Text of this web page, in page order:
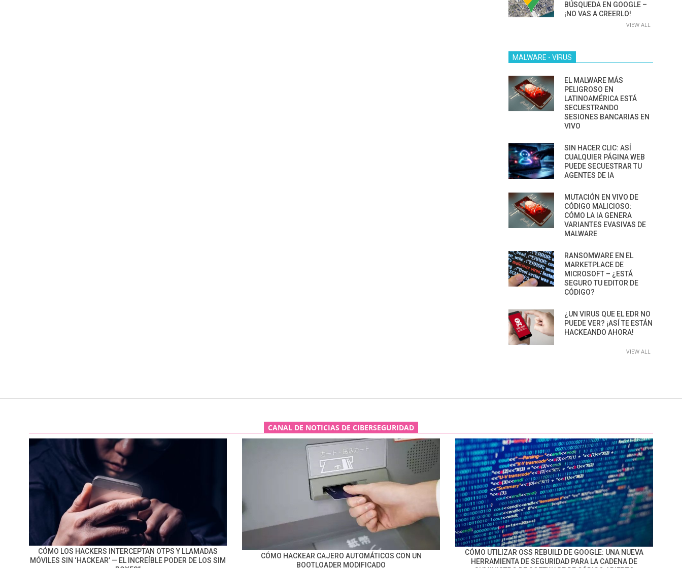
BÚSQUEDA EN GOOGLE –
¡NO VAS A CREERLO!
VIEW ALL
MALWARE - VIRUS
EL MALWARE MÁS
PELIGROSO EN
LATINOAMÉRICA ESTÁ
SECUESTRANDO
SESIONES BANCARIAS EN
VIVO
SIN HACER CLIC: ASÍ
CUALQUIER PÁGINA WEB
PUEDE SECUESTRAR TU
AGENTES DE IA
MUTACIÓN EN VIVO DE
CÓDIGO MALICIOSO:
CÓMO LA IA GENERA
VARIANTES EVASIVAS DE
MALWARE
RANSOMWARE EN EL
MARKETPLACE DE
MICROSOFT – ¿ESTÁ
SEGURO TU EDITOR DE
CÓDIGO?
¿UN VIRUS QUE EL EDR NO
PUEDE VER? ¡ASÍ TE ESTÁN
HACKEANDO AHORA!
VIEW ALL
CANAL DE NOTICIAS DE CIBERSEGURIDAD
CÓMO LOS HACKERS INTERCEPTAN OTPS Y LLAMADAS
MÓVILES SIN ‘HACKEAR’ — EL INCREÍBLE PODER DE LOS SIM
CÓMO HACKEAR CAJERO AUTOMÁTICOS CON UN
BOOTLOADER MODIFICADO
CÓMO UTILIZAR OSS REBUILD DE GOOGLE: UNA NUEVA
HERRAMIENTA DE SEGURIDAD PARA LA CADENA DE